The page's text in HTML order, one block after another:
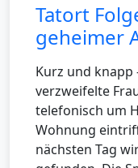
Tatort
geheimer
Kurz und knapp
verzweifelte
telefonisch um
Wohnung
nächsten Tag